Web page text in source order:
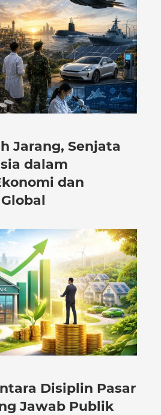
Jarang, Senjata
dalam
dan
Disiplin Pasar
Jawab Publik